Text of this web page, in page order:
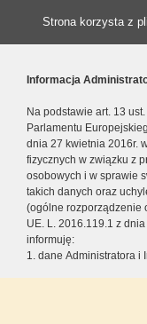
Strona korzysta z
Informacja
Na podstawie art. 13
Parlamentu
dnia 27 kwietnia 2016r.
fizycznych w związku z
osobowych i w sprawie
takich danych oraz
(ogólne rozporządzenie
UE. L. 2016.119.1 z
informuję:
1. dane Administratora i